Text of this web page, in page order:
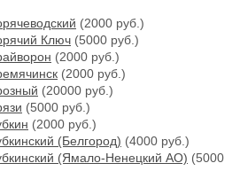
(2000 руб.)
Ключ (5000 руб.)
(2000 руб.)
(2000 руб.)
(20000 руб.)
(5000 руб.)
(2000 руб.)
(Белгород) (4000 руб.)
(Ямало-Ненецкий АО) (5000